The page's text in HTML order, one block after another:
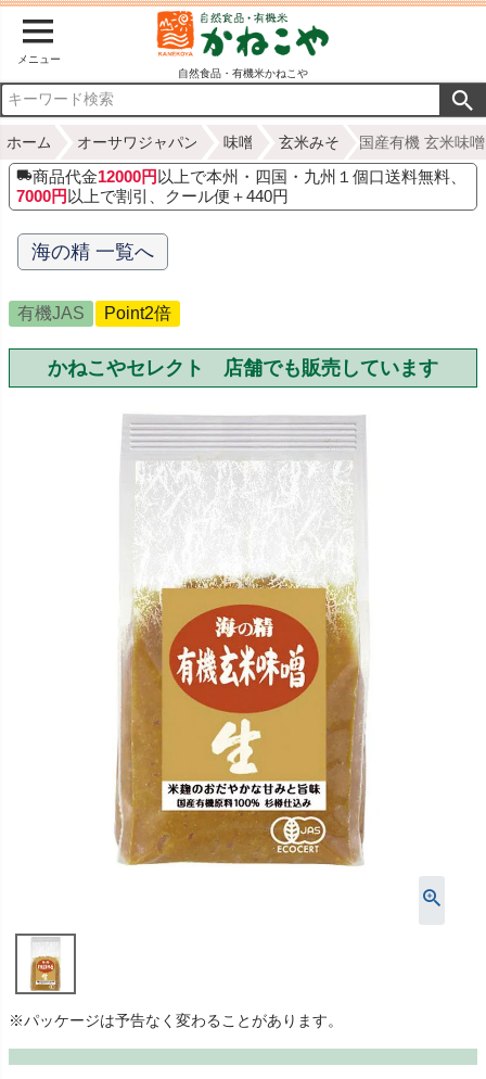
メニュー
自然食品・有機米かねこや
ホーム オーサワジャパン 味噌 玄米みそ 国産有機 玄米味
商品代金12000円 以上で本州・四国・九州１個口送料無料、
7000円 以上で割引、クール便＋440円
海の精 一覧へ
有機JAS Point2倍
かねこやセレクト 店舗でも販売しています
※パッケージは予告なく変わることがあります。